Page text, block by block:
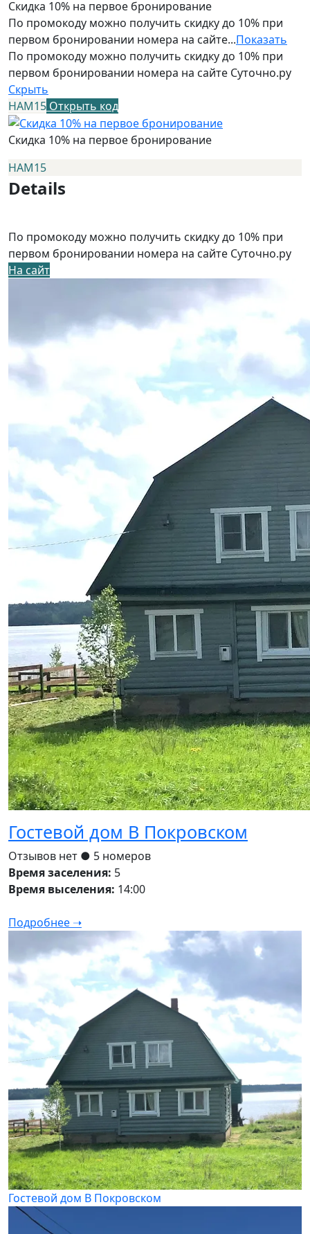
Скидка 10% на первое бронирование
По промокоду можно получить скидку до 10% при
первом бронировании номера на сайте...Показать
По промокоду можно получить скидку до 10% при
первом бронировании номера на сайте Суточно.ру
Скрыть
НАМ15 Открыть код
Скидка 10% на первое бронирование
НАМ15
Details
По промокоду можно получить скидку до 10% при
первом бронировании номера на сайте Суточно.ру
На сайт
Гостевой дом В Покровском
Отзывов нет ● 5 номеров
Время заселения: 5
Время выселения: 14:00
Подробнее ➝
Гостевой дом В Покровском